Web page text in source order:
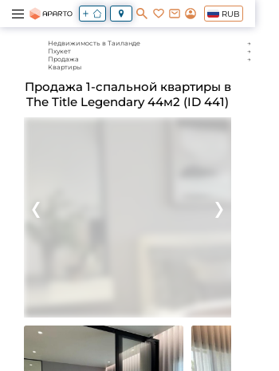
RUB
Недвижимость в Таиланде
Пхукет
Продажа
Квартиры
Продажа 1-спальной квартиры в
The Title Legendary 44м2 (ID 441)